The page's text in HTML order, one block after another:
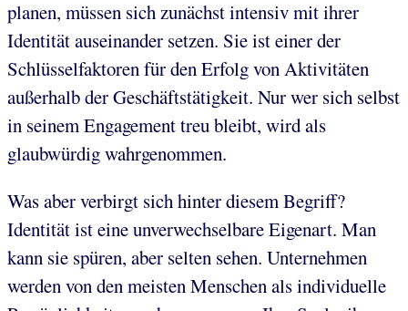
planen, müssen sich zunächst intensiv mit ihrer
Identität auseinander setzen. Sie ist einer der
Schlüsselfaktoren für den Erfolg von Aktivitäten
außerhalb der Geschäftstätigkeit. Nur wer sich selbst
in seinem Engagement treu bleibt, wird als
glaubwürdig wahrgenommen.
Was aber verbirgt sich hinter diesem Begriff?
Identität ist eine unverwechselbare Eigenart. Man
kann sie spüren, aber selten sehen. Unternehmen
werden von den meisten Menschen als individuelle